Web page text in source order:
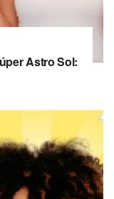
Astro Sol: